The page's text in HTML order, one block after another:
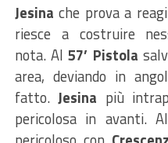
Jesina che prova a
riesce a costruire
nota. Al57’ Pistola
area, deviando in
fatto.Jesina più
pericolosa in avanti. Al